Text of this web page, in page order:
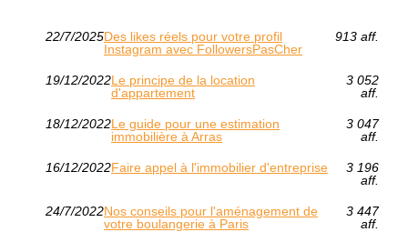
22/7/2025Des likes réels pour votre profil
Instagram avec FollowersPasCher
913 aff.
19/12/2022Le principe de la location
d'appartement
3 052
aff.
18/12/2022Le guide pour une estimation
immobilière à Arras
3 047
aff.
16/12/2022Faire appel à l'immobilier d'entreprise
3 196
aff.
24/7/2022Nos conseils pour l'aménagement de
votre boulangerie à Paris
3 447
aff.